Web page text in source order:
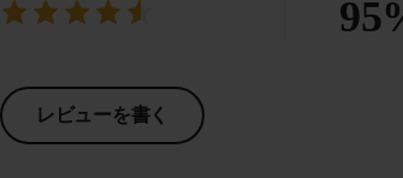
レビューを書く
95